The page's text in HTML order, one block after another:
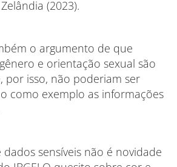
(2023).
o argumento de que
e orientação sexual são
por isso, não poderiam ser
como exemplo as informações
sensíveis não é novidade